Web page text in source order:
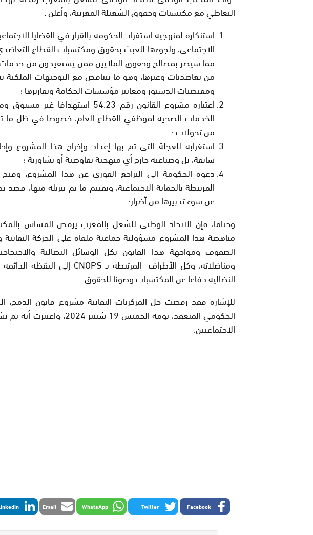
التعاطي مع مكتسبات وحقوق الشغيلة المغربية، وأعلن :
استنكاره لمنهجية استفراد الحكومة بالقرار في القضايا
الاجتماعي، ولجوءها للعبث بحقوق ومكتسبات القطاع
مما سيضر بمصالح وحقوق الملايين ممن يستفيدون من
من تعاضديات وغيرها، وهو ما يتناقض مع التوجيهات الملكية
ومقتضيات الدستور ومعايير مؤسسات الحكامة وتقاريرها ؛
اعتباره مشروع القانون رقم 54.23
الخدمات الصحية لموظفي القطاع العام، خصوصا في ظل ما
من تحولات ؛
استغرابه للعجلة التي تم بها إعداد وإخراج هذا المشروع
سابقة، بل وصياغته خارج أي منهجية تفاوضية أو تشاورية ؛
دعوة الحكومة الى التراجع الفوري عن هذا المشروع،
المرتبطة بالحماية الاجتماعية، وتقييم ما تم تنزيله منها،
عن سوء تدبيرها من أضرار؛
وختاما، فإن الاتحاد الوطني للشغل بالمغرب يرفض المساس
مناهضة هذا المشروع مسؤولية جماعية ملقاة على الحركة
الصفوف ومواجهة هذا القانون بكل الوسائل النضالية
ومناضلاته، وكل الأطراف المرتبطة بـ CNOPS إلى اليقظة
النضالية دفاعا عن المكتسبات وصونا للحقوق.
للإشارة فقد رفضت جل المركزيات النقابية مشروع قانون
الحكومي المنعقد، يومه الخميس
الاجتماعيين.
Facebook
Twitter
WhatsApp
Email